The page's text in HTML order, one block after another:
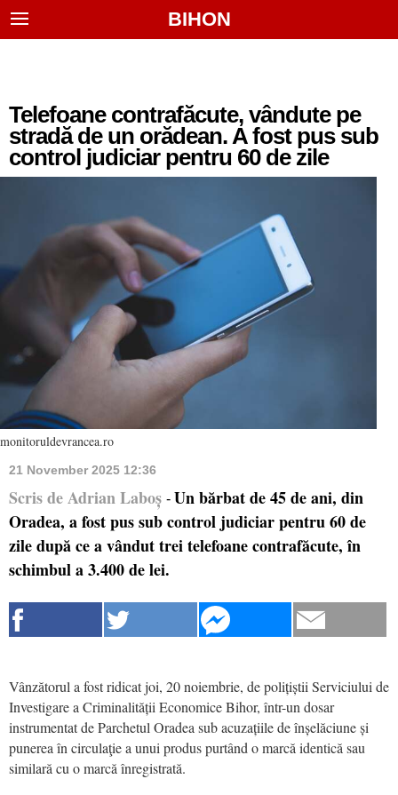
BIHON
Telefoane contrafăcute, vândute pe
stradă de un orădean. A fost pus sub
control judiciar pentru 60 de zile
monitoruldevrancea.ro
21 November 2025 12:36
Scris de Adrian Laboș - Un bărbat de 45 de ani, din
Oradea, a fost pus sub control judiciar pentru 60 de
zile după ce a vândut trei telefoane contrafăcute, în
schimbul a 3.400 de lei.
Vânzătorul a fost ridicat joi, 20 noiembrie, de polițiștii Serviciului de
Investigare a Criminalității Economice Bihor, într-un dosar
instrumentat de Parchetul Oradea sub acuzațiile de înșelăciune și
punerea în circulaţie a unui produs purtând o marcă identică sau
similară cu o marcă înregistrată.